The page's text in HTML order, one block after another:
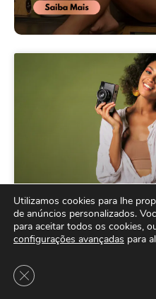
Como Ser
Utilizamos cookies para lhe
de anúncios personalizados.
para aceitar todos os cookies,
configurações avançadas para
Close GDPR Cookie Banner